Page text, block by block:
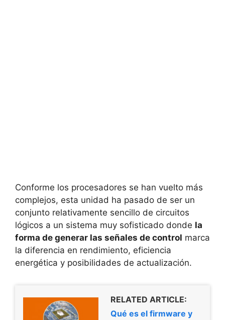
Conforme los procesadores se han vuelto más
complejos, esta unidad ha pasado de ser un
conjunto relativamente sencillo de circuitos
lógicos a un sistema muy sofisticado donde la
forma de generar las señales de control marca
la diferencia en rendimiento, eficiencia
energética y posibilidades de actualización.
RELATED ARTICLE:
Qué es el firmware y